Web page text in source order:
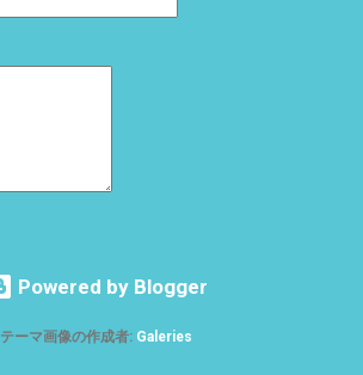
Powered by Blogger
テーマ画像の作成者: Galeries